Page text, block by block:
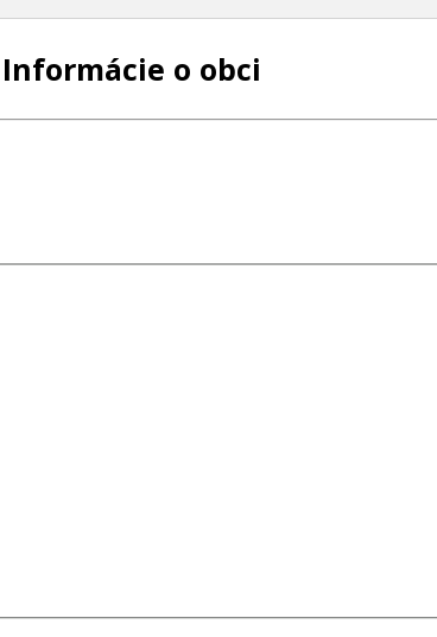
Informácie o obci